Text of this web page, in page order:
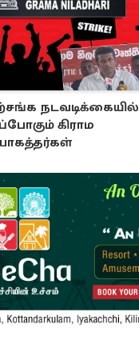
நடவடிக்கையில்
கிராம